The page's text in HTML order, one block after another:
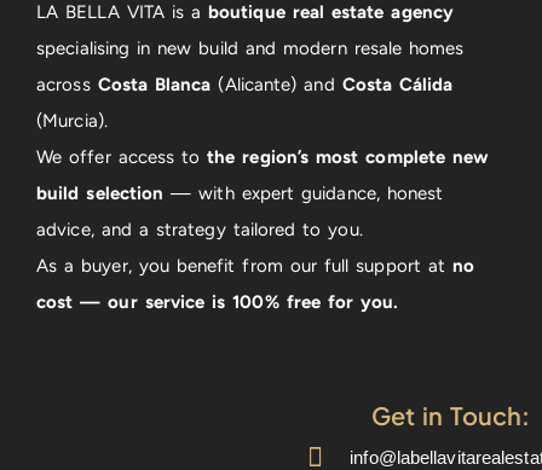
LA BELLA VITA is a boutique real estate agency
specialising in new build and modern resale homes
across Costa Blanca(Alicante) and Costa Cálida
(Murcia).
We offer access tothe region’s most complete new
build selection — with expert guidance, honest
advice, and a strategy tailored to you.
As a buyer, you benefit from our full support at no
cost — our service is 100% free for you.
Get in Touch: